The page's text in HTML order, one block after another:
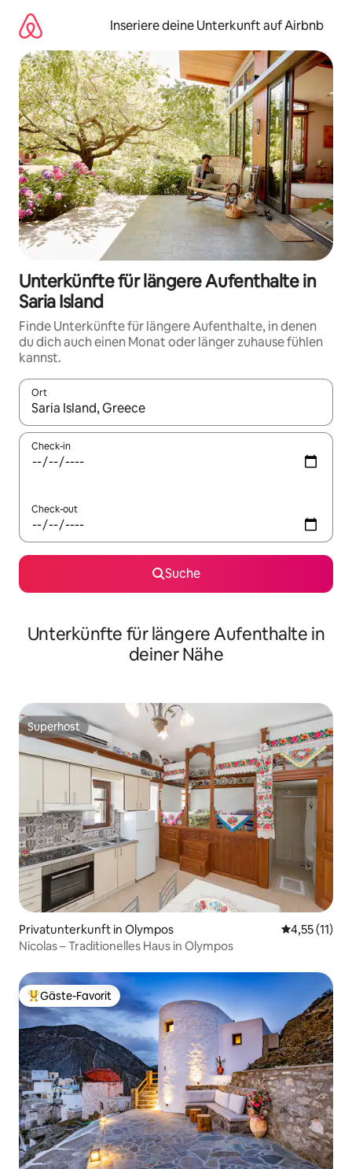
Inhalten
springen
Inseriere deine Unterkunft auf Airbnb
Unterkünfte für längere Aufenthalte in
Saria Island
Finde Unterkünfte für längere Aufenthalte, in denen
du dich auch einen Monat oder länger zuhause fühlen
kannst.
Ort
Wenn Ergebnisse verfügbar sind, navigiere mit den
Check-in
Check-out
Suche
Unterkünfte für längere Aufenthalte in
deiner Nähe
Superhost
Superhost
Privatunterkunft in Olympos
4,55 (11)
Nicolas – Traditionelles Haus in Olympos
Beliebter Gäste-Favorit.
Gäste-Favorit